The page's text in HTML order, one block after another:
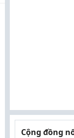
Cộng đồng